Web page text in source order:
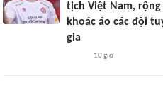
tịch Việt Nam, rộng
khoác áo các đội
gia
10 giờ